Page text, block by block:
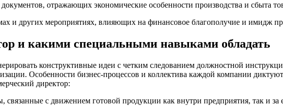
отражающих экономические особенности производства и сбыта
и других мероприятиях, влияющих на финансовое благополучие и имидж
и какими специальными навыками обладать
конструктивные идеи с четким следованием должностной
Особенности бизнес-процессов и коллектива каждой компании
директор:
связанные с движением готовой продукции как внутри предприятия, так и за